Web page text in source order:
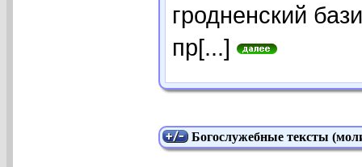
гродненский
пр[...]
Богослужебные тексты